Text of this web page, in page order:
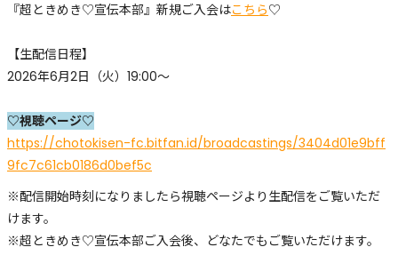
『超ときめき♡宣伝本部』新規ご入会はこちら♡
【生配信日程】
2026年6月2日（火）19:00～
♡視聴ページ♡
https://chotokisen-fc.bitfan.id/broadcastings/3404d01e9bff
9fc7c61cb0186d0bef5c
※配信開始時刻になりましたら視聴ページより生配信をご覧いただ
けます。
※超ときめき♡宣伝本部ご入会後、どなたでもご覧いただけます。